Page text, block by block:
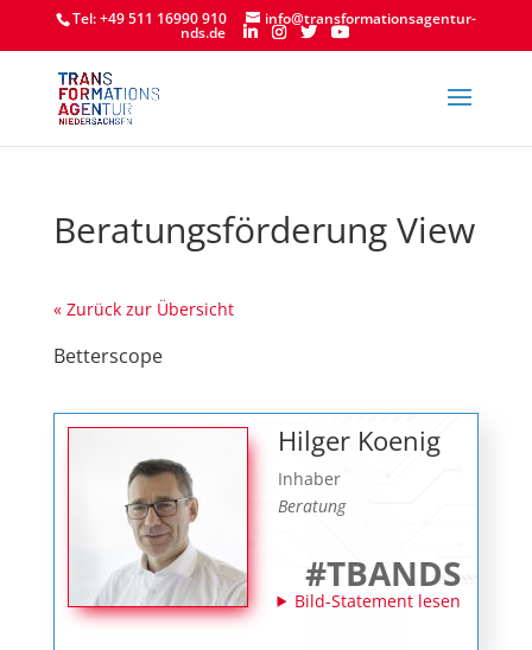
Tel: +49 511 16990 910 info@transformationsagentur-
nds.de
Beratungsförderung View
« Zurück zur Übersicht
Betterscope
Hilger Koenig
Inhaber
Beratung
#TBANDS
Bild-Statement lesen